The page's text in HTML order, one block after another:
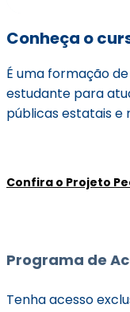
Conheça o
É uma formação
estudante para
públicas estatais e
Confira o Projeto
Programa de
Tenha acesso